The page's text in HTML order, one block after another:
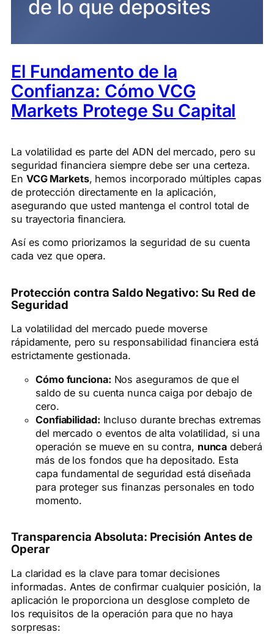
El Fundamento de la
Confianza: Cómo VCG
Markets Protege Su Capital
La volatilidad es parte del ADN del mercado, pero su
seguridad financiera siempre debe ser una certeza.
En VCG Markets, hemos incorporado múltiples capas
de protección directamente en la aplicación,
asegurando que usted mantenga el control total de
su trayectoria financiera.
Así es como priorizamos la seguridad de su cuenta
cada vez que opera.
Protección contra Saldo Negativo: Su Red de
Seguridad
La volatilidad del mercado puede moverse
rápidamente, pero su responsabilidad financiera está
estrictamente gestionada.
Cómo funciona: Nos aseguramos de que el
saldo de su cuenta nunca caiga por debajo de
cero.
Confiabilidad: Incluso durante brechas extremas
del mercado o eventos de alta volatilidad, si una
operación se mueve en su contra, nunca deberá
más de los fondos que ha depositado. Esta
capa fundamental de seguridad está diseñada
para proteger sus finanzas personales en todo
momento.
Transparencia Absoluta: Precisión Antes de
Operar
La claridad es la clave para tomar decisiones
informadas. Antes de confirmar cualquier posición, la
aplicación le proporciona un desglose completo de
los requisitos de la operación para que no haya
sorpresas: